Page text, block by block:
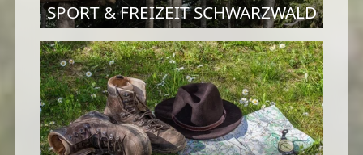
SPORT & FREIZEIT SCHWARZWALD